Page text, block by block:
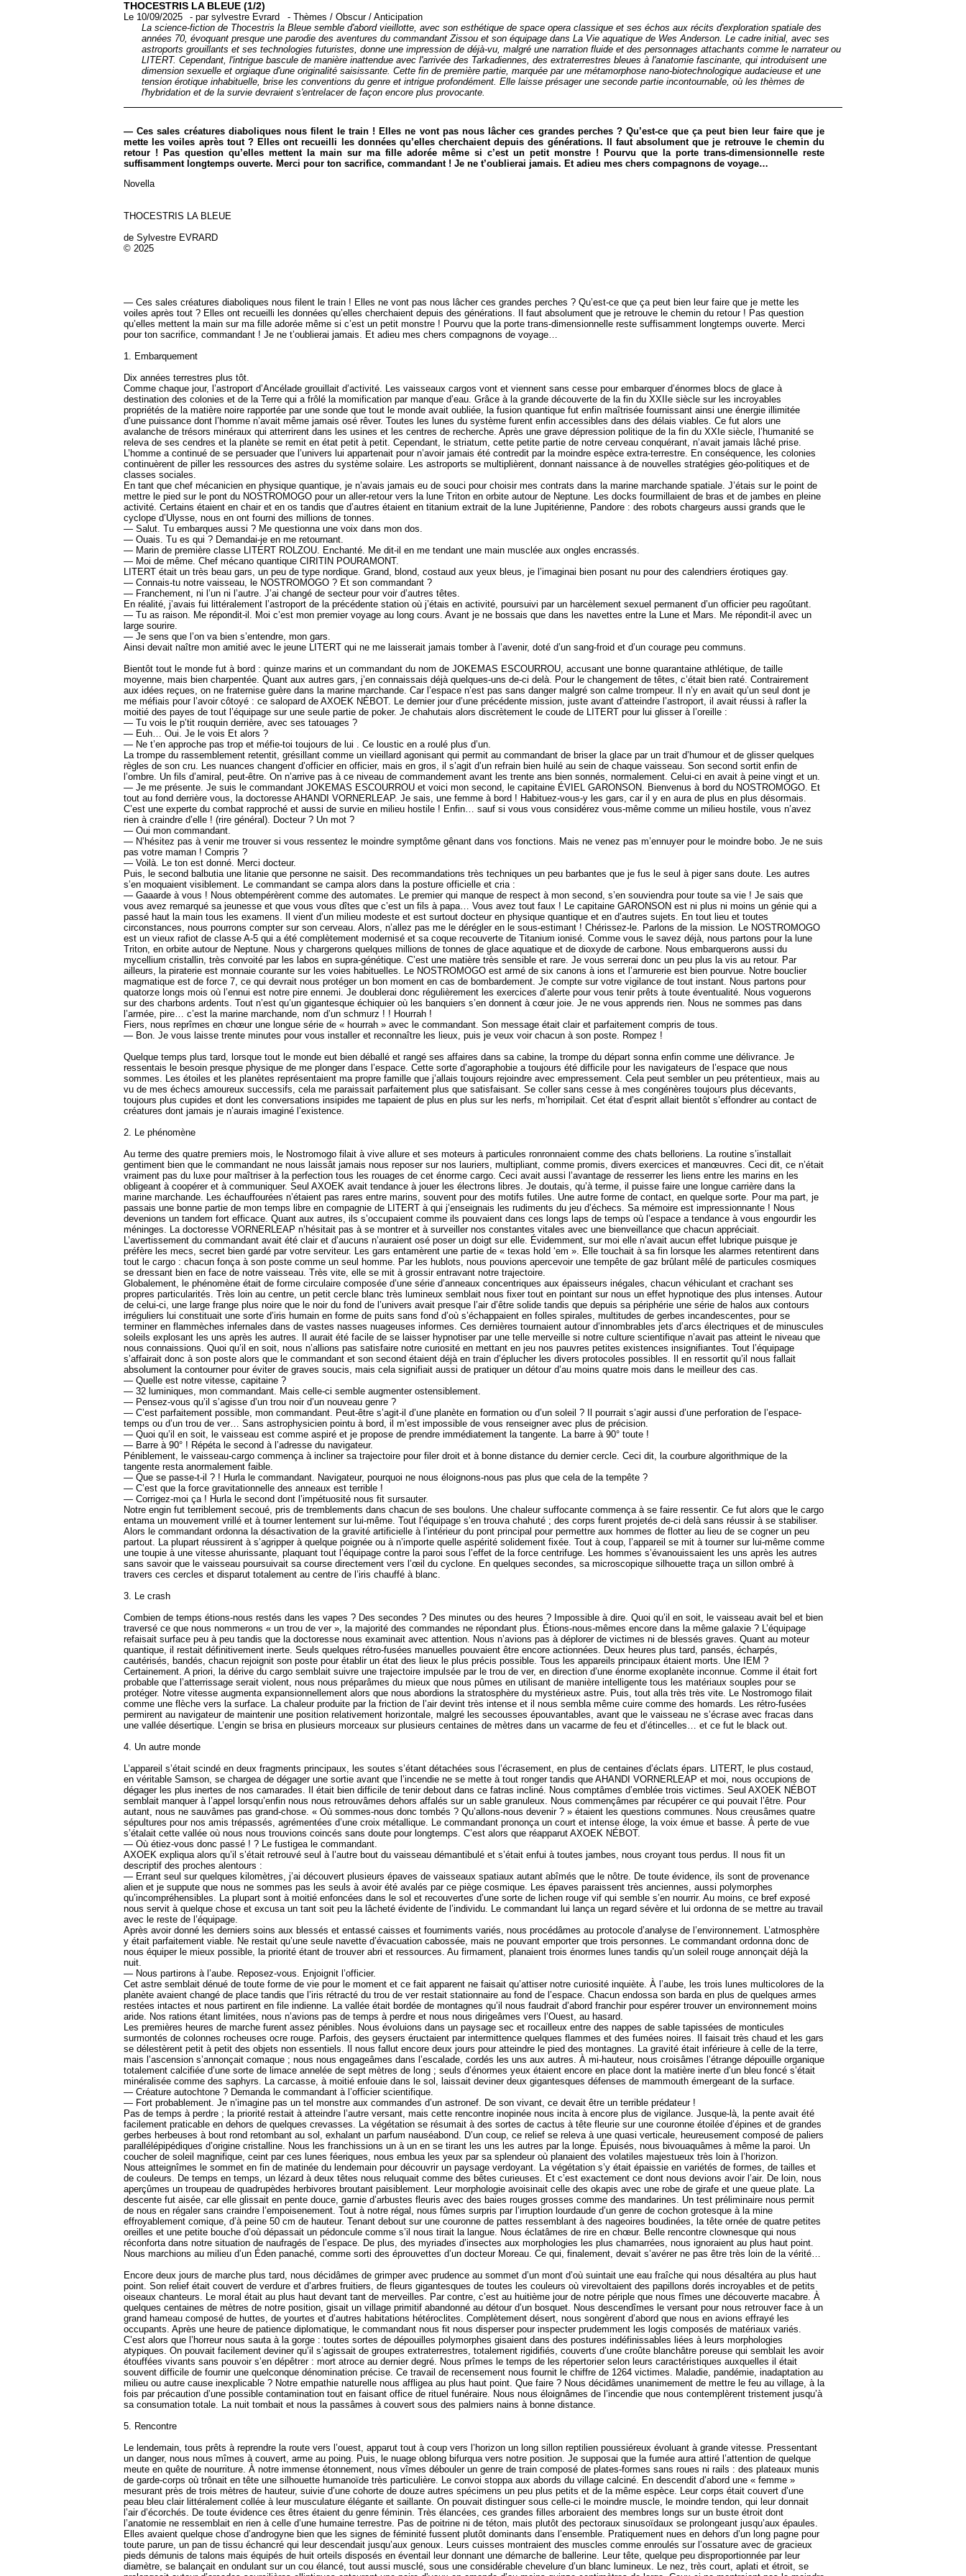
THOCESTRIS LA BLEUE (1/2)
Le 10/09/2025 -parsylvestre Evrard - Thèmes / Obscur/ Anticipation
La science-fiction de Thocestris la Bleue semble d'abord vieillotte, avec son esthétique de space opera classique et ses échos aux récits d'exploration spatiale des
années 70, évoquant presque une parodie des aventures du commandant Zissou et son équipage dans La Vie aquatique de Wes Anderson. Le cadre initial, avec ses
astroports grouillants et ses technologies futuristes, donne une impression de déjà-vu, malgré une narration fluide et des personnages attachants comme le narrateur ou
LITERT. Cependant, l'intrigue bascule de manière inattendue avec l'arrivée des Tarkadiennes, des extraterrestres bleues à l'anatomie fascinante, qui introduisent une
dimension sexuelle et orgiaque d'une originalité saisissante. Cette fin de première partie, marquée par une métamorphose nano-biotechnologique audacieuse et une
tension érotique inhabituelle, brise les conventions du genre et intrigue profondément. Elle laisse présager une seconde partie incontournable, où les thèmes de
l'hybridation et de la survie devraient s'entrelacer de façon encore plus provocante.
— Ces sales créatures diaboliques nous filent le train ! Elles ne vont pas nous lâcher ces grandes perches ? Qu’est-ce que ça peut bien leur faire que je
mette les voiles après tout ? Elles ont recueilli les données qu’elles cherchaient depuis des générations. Il faut absolument que je retrouve le chemin du
retour ! Pas question qu’elles mettent la main sur ma fille adorée même si c’est un petit monstre ! Pourvu que la porte trans-dimensionnelle reste
suffisamment longtemps ouverte. Merci pour ton sacrifice, commandant ! Je ne t’oublierai jamais. Et adieu mes chers compagnons de voyage…
Novella
THOCESTRIS LA BLEUE
de Sylvestre EVRARD
© 2025
— Ces sales créatures diaboliques nous filent le train ! Elles ne vont pas nous lâcher ces grandes perches ? Qu’est-ce que ça peut bien leur faire que je mette les
voiles après tout ? Elles ont recueilli les données qu’elles cherchaient depuis des générations. Il faut absolument que je retrouve le chemin du retour ! Pas question
qu’elles mettent la main sur ma fille adorée même si c’est un petit monstre ! Pourvu que la porte trans-dimensionnelle reste suffisamment longtemps ouverte. Merci
pour ton sacrifice, commandant ! Je ne t’oublierai jamais. Et adieu mes chers compagnons de voyage…
1. Embarquement
Dix années terrestres plus tôt.
Comme chaque jour, l’astroport d’Ancélade grouillait d’activité. Les vaisseaux cargos vont et viennent sans cesse pour embarquer d’énormes blocs de glace à
destination des colonies et de la Terre qui a frôlé la momification par manque d’eau. Grâce à la grande découverte de la fin du XXIIe siècle sur les incroyables
propriétés de la matière noire rapportée par une sonde que tout le monde avait oubliée, la fusion quantique fut enfin maîtrisée fournissant ainsi une énergie illimitée
d’une puissance dont l’homme n’avait même jamais osé rêver. Toutes les lunes du système furent enfin accessibles dans des délais viables. Ce fut alors une
avalanche de trésors minéraux qui atterrirent dans les usines et les centres de recherche. Après une grave dépression politique de la fin du XXIe siècle, l’humanité se
releva de ses cendres et la planète se remit en état petit à petit. Cependant, le striatum, cette petite partie de notre cerveau conquérant, n’avait jamais lâché prise.
L’homme a continué de se persuader que l’univers lui appartenait pour n’avoir jamais été contredit par la moindre espèce extra-terrestre. En conséquence, les colonies
continuèrent de piller les ressources des astres du système solaire. Les astroports se multiplièrent, donnant naissance à de nouvelles stratégies géo-politiques et de
classes sociales.
En tant que chef mécanicien en physique quantique, je n’avais jamais eu de souci pour choisir mes contrats dans la marine marchande spatiale. J’étais sur le point de
mettre le pied sur le pont du NOSTROMOGO pour un aller-retour vers la lune Triton en orbite autour de Neptune. Les docks fourmillaient de bras et de jambes en pleine
activité. Certains étaient en chair et en os tandis que d’autres étaient en titanium extrait de la lune Jupitérienne, Pandore : des robots chargeurs aussi grands que le
cyclope d’Ulysse, nous en ont fourni des millions de tonnes.
— Salut. Tu embarques aussi ? Me questionna une voix dans mon dos.
— Ouais. Tu es qui ? Demandai-je en me retournant.
— Marin de première classe LITERT ROLZOU. Enchanté. Me dit-il en me tendant une main musclée aux ongles encrassés.
— Moi de même. Chef mécano quantique CIRITIN POURAMONT.
LITERT était un très beau gars, un peu de type nordique. Grand, blond, costaud aux yeux bleus, je l’imaginai bien posant nu pour des calendriers érotiques gay.
— Connais-tu notre vaisseau, le NOSTROMOGO ? Et son commandant ?
— Franchement, ni l’un ni l’autre. J’ai changé de secteur pour voir d’autres têtes.
En réalité, j’avais fui littéralement l’astroport de la précédente station où j’étais en activité, poursuivi par un harcèlement sexuel permanent d’un officier peu ragoûtant.
— Tu as raison. Me répondit-il. Moi c’est mon premier voyage au long cours. Avant je ne bossais que dans les navettes entre la Lune et Mars. Me répondit-il avec un
large sourire.
— Je sens que l’on va bien s’entendre, mon gars.
Ainsi devait naître mon amitié avec le jeune LITERT qui ne me laisserait jamais tomber à l’avenir, doté d’un sang-froid et d’un courage peu communs.
Bientôt tout le monde fut à bord : quinze marins et un commandant du nom de JOKEMAS ESCOURROU, accusant une bonne quarantaine athlétique, de taille
moyenne, mais bien charpentée. Quant aux autres gars, j’en connaissais déjà quelques-uns de-ci delà. Pour le changement de têtes, c’était bien raté. Contrairement
aux idées reçues, on ne fraternise guère dans la marine marchande. Car l’espace n’est pas sans danger malgré son calme trompeur. Il n’y en avait qu’un seul dont je
me méfiais pour l’avoir côtoyé : ce salopard de AXOEK NÉBOT. Le dernier jour d’une précédente mission, juste avant d’atteindre l’astroport, il avait réussi à rafler la
moitié des payes de tout l’équipage sur une seule partie de poker. Je chahutais alors discrètement le coude de LITERT pour lui glisser à l’oreille :
— Tu vois le p’tit rouquin derrière, avec ses tatouages ?
— Euh… Oui. Je le vois Et alors ?
— Ne t’en approche pas trop et méfie-toi toujours de lui . Ce loustic en a roulé plus d’un.
La trompe du rassemblement retentit, grésillant comme un vieillard agonisant qui permit au commandant de briser la glace par un trait d’humour et de glisser quelques
règles de son cru. Les nuances changent d’officier en officier, mais en gros, il s’agit d’un refrain bien huilé au sein de chaque vaisseau. Son second sortit enfin de
l’ombre. Un fils d’amiral, peut-être. On n’arrive pas à ce niveau de commandement avant les trente ans bien sonnés, normalement. Celui-ci en avait à peine vingt et un.
— Je me présente. Je suis le commandant JOKEMAS ESCOURROU et voici mon second, le capitaine ÉVIEL GARONSON. Bienvenus à bord du NOSTROMOGO. Et
tout au fond derrière vous, la doctoresse AHANDI VORNERLEAP. Je sais, une femme à bord ! Habituez-vous-y les gars, car il y en aura de plus en plus désormais.
C’est une experte du combat rapproché et aussi de survie en milieu hostile ! Enfin… sauf si vous vous considérez vous-même comme un milieu hostile, vous n’avez
rien à craindre d’elle ! (rire général). Docteur ? Un mot ?
— Oui mon commandant.
— N’hésitez pas à venir me trouver si vous ressentez le moindre symptôme gênant dans vos fonctions. Mais ne venez pas m’ennuyer pour le moindre bobo. Je ne suis
pas votre maman ! Compris ?
— Voilà. Le ton est donné. Merci docteur.
Puis, le second balbutia une litanie que personne ne saisit. Des recommandations très techniques un peu barbantes que je fus le seul à piger sans doute. Les autres
s’en moquaient visiblement. Le commandant se campa alors dans la posture officielle et cria :
— Gaaarde à vous ! Nous obtempérèrent comme des automates. Le premier qui manque de respect à mon second, s’en souviendra pour toute sa vie ! Je sais que
vous avez remarqué sa jeunesse et que vous vous dîtes que c’est un fils à papa… Vous avez tout faux ! Le capitaine GARONSON est ni plus ni moins un génie qui a
passé haut la main tous les examens. Il vient d’un milieu modeste et est surtout docteur en physique quantique et en d’autres sujets. En tout lieu et toutes
circonstances, nous pourrons compter sur son cerveau. Alors, n’allez pas me le dérégler en le sous-estimant ! Chérissez-le. Parlons de la mission. Le NOSTROMOGO
est un vieux rafiot de classe A-5 qui a été complètement modernisé et sa coque recouverte de Titanium ionisé. Comme vous le savez déjà, nous partons pour la lune
Triton, en orbite autour de Neptune. Nous y chargerons quelques millions de tonnes de glace aquatique et de dioxyde de carbone. Nous embarquerons aussi du
mycellium cristallin, très convoité par les labos en supra-génétique. C’est une matière très sensible et rare. Je vous serrerai donc un peu plus la vis au retour. Par
ailleurs, la piraterie est monnaie courante sur les voies habituelles. Le NOSTROMOGO est armé de six canons à ions et l’armurerie est bien pourvue. Notre bouclier
magmatique est de force 7, ce qui devrait nous protéger un bon moment en cas de bombardement. Je compte sur votre vigilance de tout instant. Nous partons pour
quatorze longs mois où l’ennui est notre pire ennemi. Je doublerai donc régulièrement les exercices d’alerte pour vous tenir prêts à toute éventualité. Nous voguerons
sur des charbons ardents. Tout n’est qu’un gigantesque échiquier où les banquiers s’en donnent à cœur joie. Je ne vous apprends rien. Nous ne sommes pas dans
l’armée, pire… c’est la marine marchande, nom d’un schmurz ! ! Hourrah !
Fiers, nous reprîmes en chœur une longue série de « hourrah » avec le commandant. Son message était clair et parfaitement compris de tous.
— Bon. Je vous laisse trente minutes pour vous installer et reconnaître les lieux, puis je veux voir chacun à son poste. Rompez !
Quelque temps plus tard, lorsque tout le monde eut bien déballé et rangé ses affaires dans sa cabine, la trompe du départ sonna enfin comme une délivrance. Je
ressentais le besoin presque physique de me plonger dans l’espace. Cette sorte d’agoraphobie a toujours été difficile pour les navigateurs de l’espace que nous
sommes. Les étoiles et les planètes représentaient ma propre famille que j’allais toujours rejoindre avec empressement. Cela peut sembler un peu prétentieux, mais au
vu de mes échecs amoureux successifs, cela me paraissait parfaitement plus que satisfaisant. Se coller sans cesse à mes congénères toujours plus décevants,
toujours plus cupides et dont les conversations insipides me tapaient de plus en plus sur les nerfs, m’horripilait. Cet état d’esprit allait bientôt s’effondrer au contact de
créatures dont jamais je n’aurais imaginé l’existence.
2. Le phénomène
Au terme des quatre premiers mois, le Nostromogo filait à vive allure et ses moteurs à particules ronronnaient comme des chats belloriens. La routine s’installait
gentiment bien que le commandant ne nous laissât jamais nous reposer sur nos lauriers, multipliant, comme promis, divers exercices et manœuvres. Ceci dit, ce n’était
vraiment pas du luxe pour maîtriser à la perfection tous les rouages de cet énorme cargo. Ceci avait aussi l’avantage de resserrer les liens entre les marins en les
obligeant à coopérer et à communiquer. Seul AXOEK avait tendance à jouer les électrons libres. Je doutais, qu’à terme, il puisse faire une longue carrière dans la
marine marchande. Les échauffourées n’étaient pas rares entre marins, souvent pour des motifs futiles. Une autre forme de contact, en quelque sorte. Pour ma part, je
passais une bonne partie de mon temps libre en compagnie de LITERT à qui j’enseignais les rudiments du jeu d’échecs. Sa mémoire est impressionnante ! Nous
devenions un tandem fort efficace. Quant aux autres, ils s’occupaient comme ils pouvaient dans ces longs laps de temps où l’espace a tendance à vous engourdir les
méninges. La doctoresse VORNERLEAP n’hésitait pas à se montrer et à surveiller nos constantes vitales avec une bienveillance que chacun appréciait.
L’avertissement du commandant avait été clair et d’aucuns n’auraient osé poser un doigt sur elle. Évidemment, sur moi elle n’avait aucun effet lubrique puisque je
préfère les mecs, secret bien gardé par votre serviteur. Les gars entamèrent une partie de « texas hold ‘em ». Elle touchait à sa fin lorsque les alarmes retentirent dans
tout le cargo : chacun fonça à son poste comme un seul homme. Par les hublots, nous pouvions apercevoir une tempête de gaz brûlant mêlé de particules cosmiques
se dressant bien en face de notre vaisseau. Très vite, elle se mit à grossir entravant notre trajectoire.
Globalement, le phénomène était de forme circulaire composée d’une série d’anneaux concentriques aux épaisseurs inégales, chacun véhiculant et crachant ses
propres particularités. Très loin au centre, un petit cercle blanc très lumineux semblait nous fixer tout en pointant sur nous un effet hypnotique des plus intenses. Autour
de celui-ci, une large frange plus noire que le noir du fond de l’univers avait presque l’air d’être solide tandis que depuis sa périphérie une série de halos aux contours
irréguliers lui constituait une sorte d’iris humain en forme de puits sans fond d’où s’échappaient en folles spirales, multitudes de gerbes incandescentes, pour se
terminer en flammèches infernales dans de vastes nasses nuageuses informes. Ces dernières tournaient autour d’innombrables jets d’arcs électriques et de minuscules
soleils explosant les uns après les autres. Il aurait été facile de se laisser hypnotiser par une telle merveille si notre culture scientifique n’avait pas atteint le niveau que
nous connaissions. Quoi qu’il en soit, nous n’allions pas satisfaire notre curiosité en mettant en jeu nos pauvres petites existences insignifiantes. Tout l’équipage
s’affairait donc à son poste alors que le commandant et son second étaient déjà en train d’éplucher les divers protocoles possibles. Il en ressortit qu’il nous fallait
absolument la contourner pour éviter de graves soucis, mais cela signifiait aussi de pratiquer un détour d’au moins quatre mois dans le meilleur des cas.
— Quelle est notre vitesse, capitaine ?
— 32 luminiques, mon commandant. Mais celle-ci semble augmenter ostensiblement.
— Pensez-vous qu’il s’agisse d’un trou noir d’un nouveau genre ?
— C’est parfaitement possible, mon commandant. Peut-être s’agit-il d’une planète en formation ou d’un soleil ? Il pourrait s’agir aussi d’une perforation de l’espace-
temps ou d’un trou de ver… Sans astrophysicien pointu à bord, il m’est impossible de vous renseigner avec plus de précision.
— Quoi qu’il en soit, le vaisseau est comme aspiré et je propose de prendre immédiatement la tangente. La barre à 90° toute !
— Barre à 90° ! Répéta le second à l’adresse du navigateur.
Péniblement, le vaisseau-cargo commença à incliner sa trajectoire pour filer droit et à bonne distance du dernier cercle. Ceci dit, la courbure algorithmique de la
tangente resta anormalement faible.
— Que se passe-t-il ? ! Hurla le commandant. Navigateur, pourquoi ne nous éloignons-nous pas plus que cela de la tempête ?
— C’est que la force gravitationnelle des anneaux est terrible !
— Corrigez-moi ça ! Hurla le second dont l’impétuosité nous fit sursauter.
Notre engin fut terriblement secoué, pris de tremblements dans chacun de ses boulons. Une chaleur suffocante commença à se faire ressentir. Ce fut alors que le cargo
entama un mouvement vrillé et à tourner lentement sur lui-même. Tout l’équipage s’en trouva chahuté ; des corps furent projetés de-ci delà sans réussir à se stabiliser.
Alors le commandant ordonna la désactivation de la gravité artificielle à l’intérieur du pont principal pour permettre aux hommes de flotter au lieu de se cogner un peu
partout. La plupart réussirent à s’agripper à quelque poignée ou à n’importe quelle aspérité solidement fixée. Tout à coup, l’appareil se mit à tourner sur lui-même comme
une toupie à une vitesse ahurissante, plaquant tout l’équipage contre la paroi sous l’effet de la force centrifuge. Les hommes s’évanouissaient les uns après les autres
sans savoir que le vaisseau poursuivait sa course directement vers l’œil du cyclone. En quelques secondes, sa microscopique silhouette traça un sillon ombré à
travers ces cercles et disparut totalement au centre de l’iris chauffé à blanc.
3. Le crash
Combien de temps étions-nous restés dans les vapes ? Des secondes ? Des minutes ou des heures ? Impossible à dire. Quoi qu’il en soit, le vaisseau avait bel et bien
traversé ce que nous nommerons « un trou de ver », la majorité des commandes ne répondant plus. Étions-nous-mêmes encore dans la même galaxie ? L’équipage
refaisait surface peu à peu tandis que la doctoresse nous examinait avec attention. Nous n’avions pas à déplorer de victimes ni de blessés graves. Quant au moteur
quantique, il restait définitivement inerte. Seuls quelques rétro-fusées manuelles pouvaient être encore actionnées. Deux heures plus tard, pansés, écharpés,
cautérisés, bandés, chacun rejoignit son poste pour établir un état des lieux le plus précis possible. Tous les appareils principaux étaient morts. Une IEM ?
Certainement. A priori, la dérive du cargo semblait suivre une trajectoire impulsée par le trou de ver, en direction d’une énorme exoplanète inconnue. Comme il était fort
probable que l’atterrissage serait violent, nous nous préparâmes du mieux que nous pûmes en utilisant de manière intelligente tous les matériaux souples pour se
protéger. Notre vitesse augmenta expansionnellement alors que nous abordions la stratosphère du mystérieux astre. Puis, tout alla très très vite. Le Nostromogo filait
comme une flèche vers la surface. La chaleur produite par la friction de l’air devint très intense et il nous sembla même cuire comme des homards. Les rétro-fusées
permirent au navigateur de maintenir une position relativement horizontale, malgré les secousses épouvantables, avant que le vaisseau ne s’écrase avec fracas dans
une vallée désertique. L’engin se brisa en plusieurs morceaux sur plusieurs centaines de mètres dans un vacarme de feu et d’étincelles… et ce fut le black out.
4. Un autre monde
L’appareil s’était scindé en deux fragments principaux, les soutes s’étant détachées sous l’écrasement, en plus de centaines d’éclats épars. LITERT, le plus costaud,
en véritable Samson, se chargea de dégager une sortie avant que l’incendie ne se mette à tout ronger tandis que AHANDI VORNERLEAP et moi, nous occupions de
dégager les plus inertes de nos camarades. Il était bien difficile de tenir debout dans ce fatras incliné. Nous comptâmes d’emblée trois victimes. Seul AXOEK NÉBOT
semblait manquer à l’appel lorsqu’enfin nous nous retrouvâmes dehors affalés sur un sable granuleux. Nous commençâmes par récupérer ce qui pouvait l’être. Pour
autant, nous ne sauvâmes pas grand-chose. « Où sommes-nous donc tombés ? Qu’allons-nous devenir ? » étaient les questions communes. Nous creusâmes quatre
sépultures pour nos amis trépassés, agrémentées d’une croix métallique. Le commandant prononça un court et intense éloge, la voix émue et basse. À perte de vue
s’étalait cette vallée où nous nous trouvions coincés sans doute pour longtemps. C’est alors que réapparut AXOEK NÉBOT.
— Où étiez-vous donc passé ! ? Le fustigea le commandant.
AXOEK expliqua alors qu’il s’était retrouvé seul à l’autre bout du vaisseau démantibulé et s’était enfui à toutes jambes, nous croyant tous perdus. Il nous fit un
descriptif des proches alentours :
— Errant seul sur quelques kilomètres, j’ai découvert plusieurs épaves de vaisseaux spatiaux autant abîmés que le nôtre. De toute évidence, ils sont de provenance
alien et je suppute que nous ne sommes pas les seuls à avoir été avalés par ce piège cosmique. Les épaves paraissent très anciennes, aussi polymorphes
qu’incompréhensibles. La plupart sont à moitié enfoncées dans le sol et recouvertes d’une sorte de lichen rouge vif qui semble s’en nourrir. Au moins, ce bref exposé
nous servit à quelque chose et excusa un tant soit peu la lâcheté évidente de l’individu. Le commandant lui lança un regard sévère et lui ordonna de se mettre au travail
avec le reste de l’équipage.
Après avoir donné les derniers soins aux blessés et entassé caisses et fourniments variés, nous procédâmes au protocole d’analyse de l’environnement. L’atmosphère
y était parfaitement viable. Ne restait qu’une seule navette d’évacuation cabossée, mais ne pouvant emporter que trois personnes. Le commandant ordonna donc de
nous équiper le mieux possible, la priorité étant de trouver abri et ressources. Au firmament, planaient trois énormes lunes tandis qu’un soleil rouge annonçait déjà la
nuit.
— Nous partirons à l’aube. Reposez-vous. Enjoignit l’officier.
Cet astre semblait dénué de toute forme de vie pour le moment et ce fait apparent ne faisait qu’attiser notre curiosité inquiète. À l’aube, les trois lunes multicolores de la
planète avaient changé de place tandis que l’iris rétracté du trou de ver restait stationnaire au fond de l’espace. Chacun endossa son barda en plus de quelques armes
restées intactes et nous partirent en file indienne. La vallée était bordée de montagnes qu’il nous faudrait d’abord franchir pour espérer trouver un environnement moins
aride. Nos rations étant limitées, nous n’avions pas de temps à perdre et nous nous dirigeâmes vers l’Ouest, au hasard.
Les premières heures de marche furent assez pénibles. Nous évoluions dans un paysage sec et rocailleux entre des nappes de sable tapissées de monticules
surmontés de colonnes rocheuses ocre rouge. Parfois, des geysers éructaient par intermittence quelques flammes et des fumées noires. Il faisait très chaud et les gars
se délestèrent petit à petit des objets non essentiels. Il nous fallut encore deux jours pour atteindre le pied des montagnes. La gravité était inférieure à celle de la terre,
mais l’ascension s’annonçait comaque ; nous nous engageâmes dans l’escalade, cordés les uns aux autres. À mi-hauteur, nous croisâmes l’étrange dépouille organique
totalement calcifiée d’une sorte de limace annelée de sept mètres de long ; seuls d’énormes yeux étaient encore en place dont la matière inerte d’un bleu foncé s’était
minéralisée comme des saphyrs. La carcasse, à moitié enfouie dans le sol, laissait deviner deux gigantesques défenses de mammouth émergeant de la surface.
— Créature autochtone ? Demanda le commandant à l’officier scientifique.
— Fort probablement. Je n’imagine pas un tel monstre aux commandes d’un astronef. De son vivant, ce devait être un terrible prédateur !
Pas de temps à perdre ; la priorité restait à atteindre l’autre versant, mais cette rencontre inopinée nous incita à encore plus de vigilance. Jusque-là, la pente avait été
facilement praticable en dehors de quelques crevasses. La végétation se résumait à des sortes de cactus à tête fleurie sur une couronne étoilée d’épines et de grandes
gerbes herbeuses à bout rond retombant au sol, exhalant un parfum nauséabond. D’un coup, ce relief se releva à une quasi verticale, heureusement composé de paliers
parallélépipédiques d’origine cristalline. Nous les franchissions un à un en se tirant les uns les autres par la longe. Épuisés, nous bivouaquâmes à même la paroi. Un
coucher de soleil magnifique, ceint par ces lunes féeriques, nous embua les yeux par sa splendeur où planaient des volatiles majestueux très loin à l’horizon.
Nous atteignîmes le sommet en fin de matinée du lendemain pour découvrir un paysage verdoyant. La végétation s’y était épaissie en variétés de formes, de tailles et
de couleurs. De temps en temps, un lézard à deux têtes nous reluquait comme des bêtes curieuses. Et c’est exactement ce dont nous devions avoir l’air. De loin, nous
aperçûmes un troupeau de quadrupèdes herbivores broutant paisiblement. Leur morphologie avoisinait celle des okapis avec une robe de girafe et une queue plate. La
descente fut aisée, car elle glissait en pente douce, garnie d’arbustes fleuris avec des baies rouges grosses comme des mandarines. Un test préliminaire nous permit
de nous en régaler sans craindre l’empoisenement. Tout à notre régal, nous fûmes surpris par l’irruption lourdaude d’un genre de cochon grotesque à la mine
effroyablement comique, d’à peine 50 cm de hauteur. Tenant debout sur une couronne de pattes ressemblant à des nageoires boudinées, la tête ornée de quatre petites
oreilles et une petite bouche d’où dépassait un pédoncule comme s’il nous tirait la langue. Nous éclatâmes de rire en chœur. Belle rencontre clownesque qui nous
réconforta dans notre situation de naufragés de l’espace. De plus, des myriades d’insectes aux morphologies les plus chamarrées, nous ignoraient au plus haut point.
Nous marchions au milieu d’un Éden panaché, comme sorti des éprouvettes d’un docteur Moreau. Ce qui, finalement, devait s’avérer ne pas être très loin de la vérité…
Encore deux jours de marche plus tard, nous décidâmes de grimper avec prudence au sommet d’un mont d’où suintait une eau fraîche qui nous désaltéra au plus haut
point. Son relief était couvert de verdure et d’arbres fruitiers, de fleurs gigantesques de toutes les couleurs où virevoltaient des papillons dorés incroyables et de petits
oiseaux chanteurs. Le moral était au plus haut devant tant de merveilles. Par contre, c’est au huitième jour de notre périple que nous fîmes une découverte macabre. À
quelques centaines de mètres de notre position, gisait un village primitif abandonné au détour d’un bosquet. Nous descendîmes le versant pour nous retrouver face à un
grand hameau composé de huttes, de yourtes et d’autres habitations hétéroclites. Complètement désert, nous songèrent d’abord que nous en avions effrayé les
occupants. Après une heure de patience diplomatique, le commandant nous fit nous disperser pour inspecter prudemment les logis composés de matériaux variés.
C’est alors que l’horreur nous sauta à la gorge : toutes sortes de dépouilles polymorphes gisaient dans des postures indéfinissables liées à leurs morphologies
atypiques. On pouvait facilement deviner qu’il s’agissait de groupes extraterrestres, totalement rigidifiés, couverts d’une croûte blanchâtre poreuse qui semblait les avoir
étouffées vivants sans pouvoir s’en dépêtrer : mort atroce au dernier degré. Nous prîmes le temps de les répertorier selon leurs caractéristiques auxquelles il était
souvent difficile de fournir une quelconque dénomination précise. Ce travail de recensement nous fournit le chiffre de 1264 victimes. Maladie, pandémie, inadaptation au
milieu ou autre cause inexplicable ? Notre empathie naturelle nous affligea au plus haut point. Que faire ? Nous décidâmes unanimement de mettre le feu au village, à la
fois par précaution d’une possible contamination tout en faisant office de rituel funéraire. Nous nous éloignâmes de l’incendie que nous contemplèrent tristement jusqu’à
sa consumation totale. La nuit tombait et nous la passâmes à couvert sous des palmiers nains à bonne distance.
5. Rencontre
Le lendemain, tous prêts à reprendre la route vers l’ouest, apparut tout à coup vers l’horizon un long sillon reptilien poussiéreux évoluant à grande vitesse. Pressentant
un danger, nous nous mîmes à couvert, arme au poing. Puis, le nuage oblong bifurqua vers notre position. Je supposai que la fumée aura attiré l’attention de quelque
meute en quête de nourriture. À notre immense étonnement, nous vîmes débouler un genre de train composé de plates-formes sans roues ni rails : des plateaux munis
de garde-corps où trônait en tête une silhouette humanoïde très particulière. Le convoi stoppa aux abords du village calciné. En descendit d’abord une « femme »
mesurant près de trois mètres de hauteur, suivie d’une cohorte de douze autres spécimens un peu plus petits et de la même espèce. Leur corps était couvert d’une
peau bleu clair littéralement collée à leur musculature élégante et saillante. On pouvait distinguer sous celle-ci le moindre muscle, le moindre tendon, qui leur donnait
l’air d’écorchés. De toute évidence ces êtres étaient du genre féminin. Très élancées, ces grandes filles arboraient des membres longs sur un buste étroit dont
l’anatomie ne ressemblait en rien à celle d’une humaine terrestre. Pas de poitrine ni de téton, mais plutôt des pectoraux sinusoïdaux se prolongeant jusqu’aux épaules.
Elles avaient quelque chose d’androgyne bien que les signes de féminité fussent plutôt dominants dans l’ensemble. Pratiquement nues en dehors d’un long pagne pour
toute parure, un pan de tissu échancré qui leur descendait jusqu’aux genoux. Leurs cuisses montraient des muscles comme enroulés sur l’ossature avec de gracieux
pieds démunis de talons mais équipés de huit orteils disposés en éventail leur donnant une démarche de ballerine. Leur tête, quelque peu disproportionnée par leur
diamètre, se balançait en ondulant sur un cou élancé, tout aussi musclé, sous une considérable chevelure d’un blanc lumineux. Le nez, très court, aplati et étroit, se